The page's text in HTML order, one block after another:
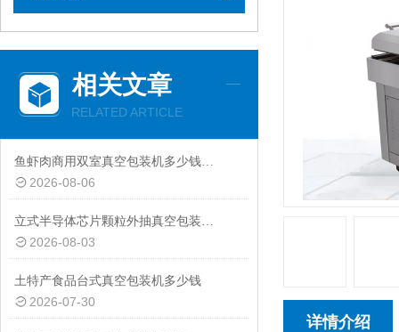
相关文章
RELATED ARTICLE
鱼虾肉商用双室真空包装机多少钱一台
2026-08-06
立式半导体芯片颗粒外抽真空包装机厂家
2026-08-03
土特产食品台式真空包装机多少钱
2026-07-30
详情介绍